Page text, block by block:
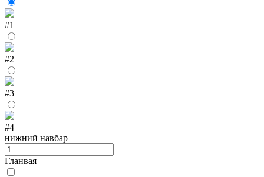
#1
#2
#3
#4
нижний навбар
Гланвая